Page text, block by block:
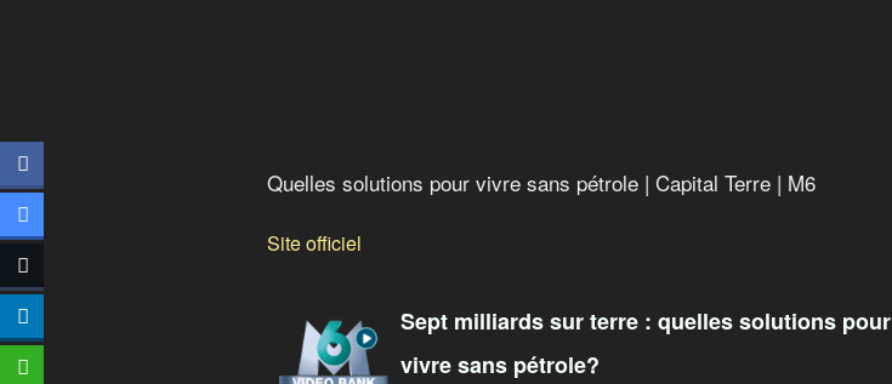
Quelles solutions pour vivre sans pétrole | Capital Terre | M6
Site officiel
Sept milliards sur terre : quelles solutions pour
vivre sans pétrole?